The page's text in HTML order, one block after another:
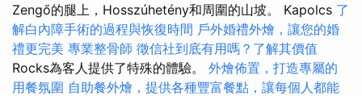
Zengő的腿上，Hosszúhetény和周圍的山坡。 Kapolcs 了
解白內障手術的過程與恢復時間 戶外婚禮外燴，讓您的婚
禮更完美 專業整骨師 徵信社到底有用嗎？了解其價值
Rocks為客人提供了特殊的體驗。 外燴佈置，打造專屬的
用餐氛圍 自助餐外燴，提供各種豐富餐點，讓每個人都能